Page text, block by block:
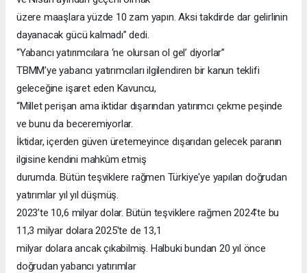
üzere maaşlara yüzde 10 zam yapın. Aksi takdirde dar gelirlinin
dayanacak gücü kalmadı” dedi.
“Yabancı yatırımcılara ‘ne olursan ol gel’ diyorlar”
TBMM’ye yabancı yatırımcıları ilgilendiren bir kanun teklifi
geleceğine işaret eden Kavuncu,
“Millet perişan ama iktidar dışarından yatırımcı çekme peşinde
ve bunu da beceremiyorlar.
İktidar, içerden güven üretemeyince dışarıdan gelecek paranın
ilgisine kendini mahkûm etmiş
durumda. Bütün teşviklere rağmen Türkiye'ye yapılan doğrudan
yatırımlar yıl yıl düşmüş.
2023’te 10,6 milyar dolar. Bütün teşviklere rağmen 2024'te bu
11,3 milyar dolara 2025'te de 13,1
milyar dolara ancak çıkabilmiş. Halbuki bundan 20 yıl önce
doğrudan yabancı yatırımlar